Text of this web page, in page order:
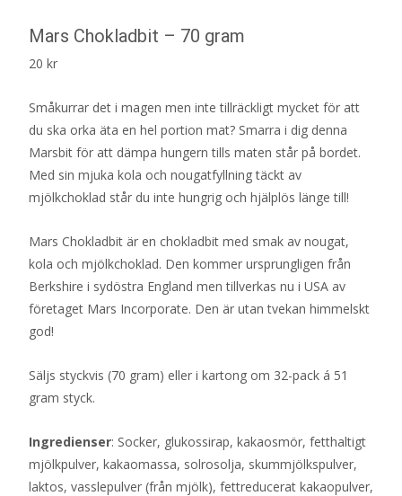
Mars Chokladbit – 70 gram
20 kr
Småkurrar det i magen men inte tillräckligt mycket för att
du ska orka äta en hel portion mat? Smarra i dig denna
Marsbit för att dämpa hungern tills maten står på bordet.
Med sin mjuka kola och nougatfyllning täckt av
mjölkchoklad står du inte hungrig och hjälplös länge till!
Mars Chokladbit är en chokladbit med smak av nougat,
kola och mjölkchoklad. Den kommer ursprungligen från
Berkshire i sydöstra England men tillverkas nu i USA av
företaget Mars Incorporate. Den är utan tvekan himmelskt
god!
Säljs styckvis (70 gram) eller i kartong om 32-pack á 51
gram styck.
Ingredienser: Socker, glukossirap, kakaosmör, fetthaltigt
mjölkpulver, kakaomassa, solrosolja, skummjölkspulver,
laktos, vasslepulver (från mjölk), fettreducerat kakaopulver,